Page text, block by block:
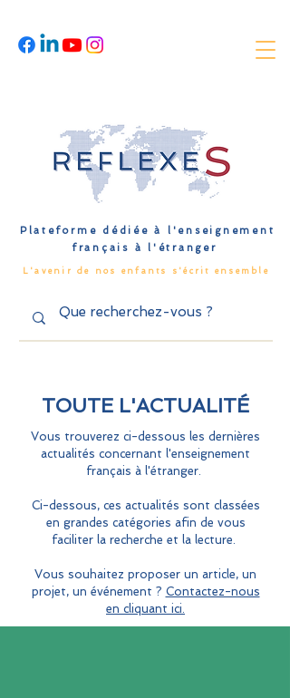
Plateforme dédiée à l'enseignement
français à l'étranger
L'avenir de nos enfants s'écrit ensemble
TOUTE L'ACTUALITÉ
Vous trouverez ci-dessous les dernières
actualités concernant l'enseignement
français à l'étranger.
Ci-dessous, ces actualités sont classées
en grandes catégories afin de vous
faciliter la recherche et la lecture.
Vous souhaitez proposer un article, un
projet, un événement ? Contactez-nous
en cliquant ici.